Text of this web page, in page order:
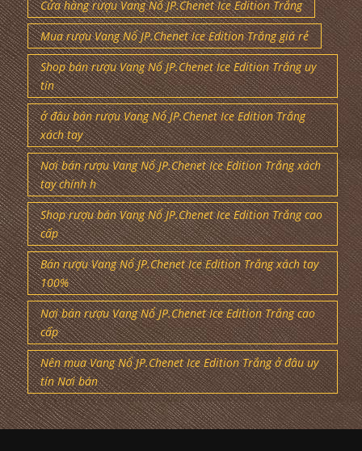
Cửa hàng rượu Vang Nổ JP.Chenet Ice Edition Trắng
Mua rượu Vang Nổ JP.Chenet Ice Edition Trắng giá rẻ
Shop bán rượu Vang Nổ JP.Chenet Ice Edition Trắng uy
tín
ở đâu bán rượu Vang Nổ JP.Chenet Ice Edition Trắng
xách tay
Nơi bán rượu Vang Nổ JP.Chenet Ice Edition Trắng xách
tay chính h
Shop rượu bán Vang Nổ JP.Chenet Ice Edition Trắng cao
cấp
Bán rượu Vang Nổ JP.Chenet Ice Edition Trắng xách tay
100%
Nơi bán rượu Vang Nổ JP.Chenet Ice Edition Trắng cao
cấp
Nên mua Vang Nổ JP.Chenet Ice Edition Trắng ở đâu uy
tín Nơi bán